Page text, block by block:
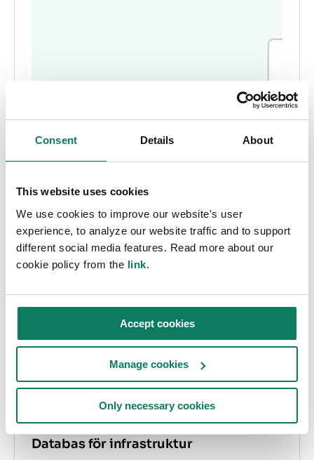
Consent Details About
This website uses cookies
We use cookies to improve our website's user
experience, to analyze our website traffic and to support
different social media features. Read more about our
cookie policy from the link.
Accept cookies
Manage cookies
Only necessary cookies
Databas för infrastruktur